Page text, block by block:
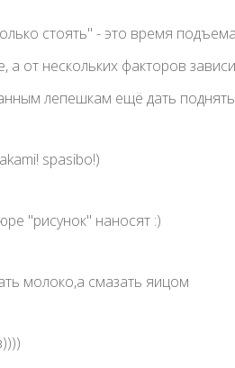
стоять" - это время
от нескольких факторов
лепешкам ещё дать
spasibo!)
"рисунок" наносят :)
молоко,а смазать яицом